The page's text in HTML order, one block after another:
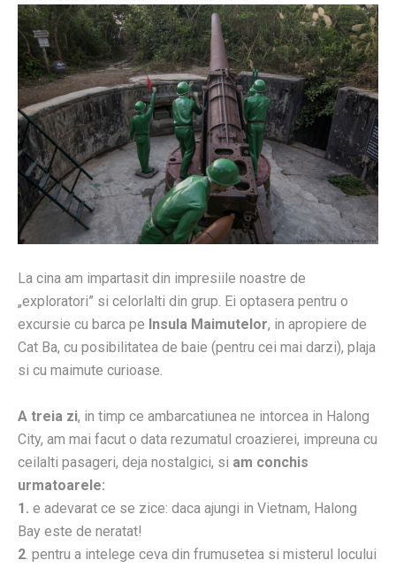
La cina am impartasit din impresiile noastre de
„exploratori” si celorlalti din grup. Ei optasera pentru o
excursie cu barca pe Insula Maimutelor, in apropiere de
Cat Ba, cu posibilitatea de baie (pentru cei mai darzi), plaja
si cu maimute curioase.
A treia zi, in timp ce ambarcatiunea ne intorcea in Halong
City, am mai facut o data rezumatul croazierei, impreuna cu
ceilalti pasageri, deja nostalgici, si am conchis
urmatoarele:
1. e adevarat ce se zice: daca ajungi in Vietnam, Halong
Bay este de neratat!
2. pentru a intelege ceva din frumusetea si misterul locului